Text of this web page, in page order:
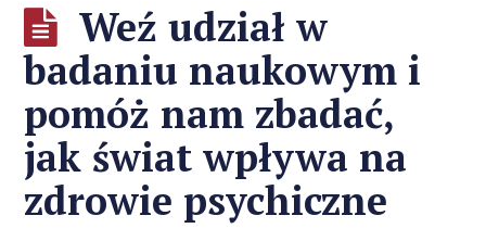
Weź udział w
badaniu naukowym i
pomóż nam zbadać,
jak świat wpływa na
zdrowie psychiczne